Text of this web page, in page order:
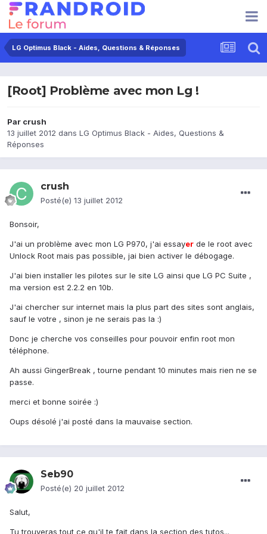
LG Optimus Black - Aides, Questions & Réponses
[Root] Problème avec mon Lg !
Par crush
13 juillet 2012 dans LG Optimus Black - Aides, Questions &
Réponses
crush
Posté(e) 13 juillet 2012
Bonsoir,
J'ai un problème avec mon LG P970, j'ai essayer de le root avec
Unlock Root mais pas possible, jai bien activer le débogage.
J'ai bien installer les pilotes sur le site LG ainsi que LG PC Suite ,
ma version est 2.2.2 en 10b.
J'ai chercher sur internet mais la plus part des sites sont anglais,
sauf le votre , sinon je ne serais pas la :)
Donc je cherche vos conseilles pour pouvoir enfin root mon
téléphone.
Ah aussi GingerBreak , tourne pendant 10 minutes mais rien ne se
passe.
merci et bonne soirée :)
Oups désolé j'ai posté dans la mauvaise section.
Seb90
Posté(e) 20 juillet 2012
Salut,
Tu trouveras tout ce qu'il te fait dans la section des tutos...